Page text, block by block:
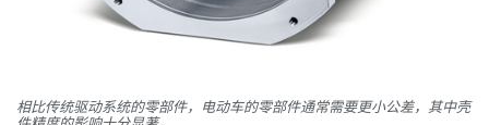
相比传统驱动系统的零部件，电动车的零部件通常需要更小公差，其中壳